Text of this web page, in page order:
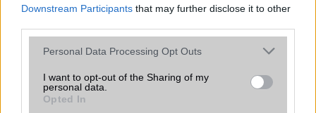
Downstream Participants that may further disclose it to other
Please note that this website/app uses one or more Google
not limited to your visit or usage behaviour. You may click to
grant or deny consent to Google and its third-party tags to
use your data for below specified purposes in below Google
Personal Data Processing Opt Outs
I want to opt-out of the Sharing of my
personal data.
Opted In
kap (fotókkal)
2024.01.03